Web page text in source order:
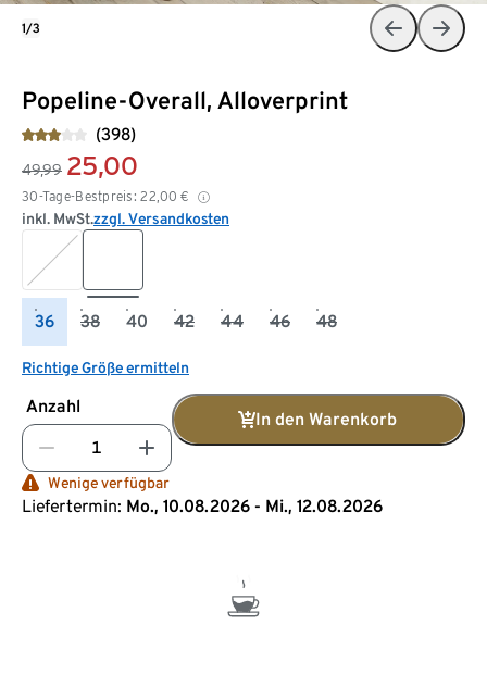
Popeline-Overall, Alloverprint
(398)
49,99 25,00
30-Tage-Bestpreis: 22,00 €
inkl. MwSt.zzgl. Versandkosten
36 38 40 42 44 46 48
Richtige Größe ermitteln
Anzahl
In den Warenkorb
Wenige verfügbar
Liefertermin: Mo., 10.08.2026 - Mi., 12.08.2026
1/3